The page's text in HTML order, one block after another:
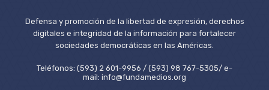
Defensa y promoción de la libertad de expresión, derechos
digitales e integridad de la información para fortalecer
sociedades democráticas en las Américas.
Teléfonos: (593) 2 601-9956 / (593) 98 767-5305/ e-
mail: info@fundamedios.org